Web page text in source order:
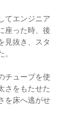
てエンジニア
座った時、後
見抜き、スタ
チューブを使
さをもたせた
を床へ逃がせ